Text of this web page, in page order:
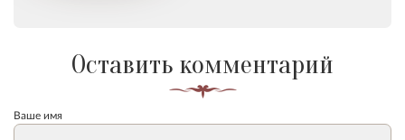
Оставить комментарий
Ваше имя